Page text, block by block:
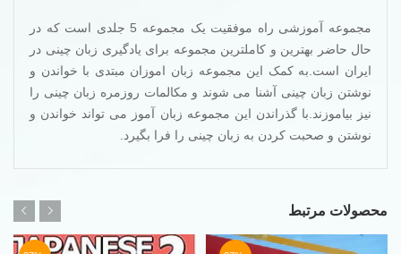
مجموعه آموزشی راه موفقیت یک مجموعه 5 جلدی است که در
حال حاضر بهترین و کاملترین مجموعه برای یادگیری زبان چینی در
ایران است.به کمک این مجموعه زبان اموزان مبتدی با خواندن و
نوشتن زبان چینی آشنا می شوند و مکالمات روزمره زبان چینی را
نیز بیاموزند.با گذراندن این مجموعه زبان آموز می تواند خواندن و
نوشتن و صحبت کردن به زبان چینی را فرا بگیرد.
محصولات مرتبط